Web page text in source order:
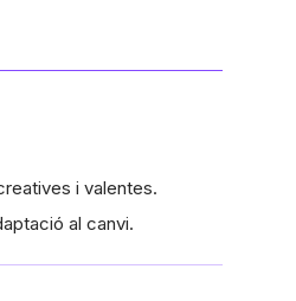
i valentes.
al canvi.